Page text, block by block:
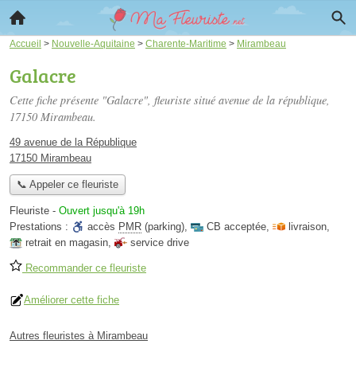
Accueil > Nouvelle-Aquitaine > Charente-Maritime > Mirambeau
Galacre
Cette fiche présente "Galacre", fleuriste situé avenue de la république,
17150 Mirambeau.
49 avenue de la République
17150 Mirambeau
📞 Appeler ce fleuriste
Fleuriste - Ouvert jusqu'à 19h
Prestations :
accès PMR (parking), CB acceptée, livraison,
retrait en magasin, service drive
Recommander ce fleuriste
Améliorer cette fiche
Autres fleuristes à Mirambeau